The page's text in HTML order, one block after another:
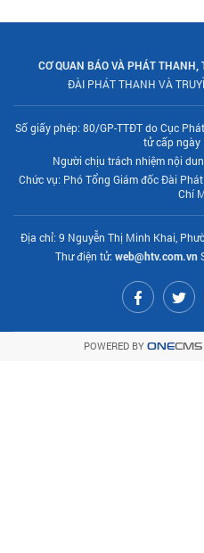
CƠ QUAN BÁO VÀ PHÁT
ĐÀI PHÁT THANH VÀ
Số giấy phép: 80/GP-TTĐT do Cục
tử cấp
Người chịu trách nhiệm nội
Chức vụ: Phó Tổng Giám đốc Đài
Chí
Địa chỉ: 9 Nguyễn Thị Minh Khai,
Thư điện tử: web@htv.com.vn
POWERED BY ONECMS